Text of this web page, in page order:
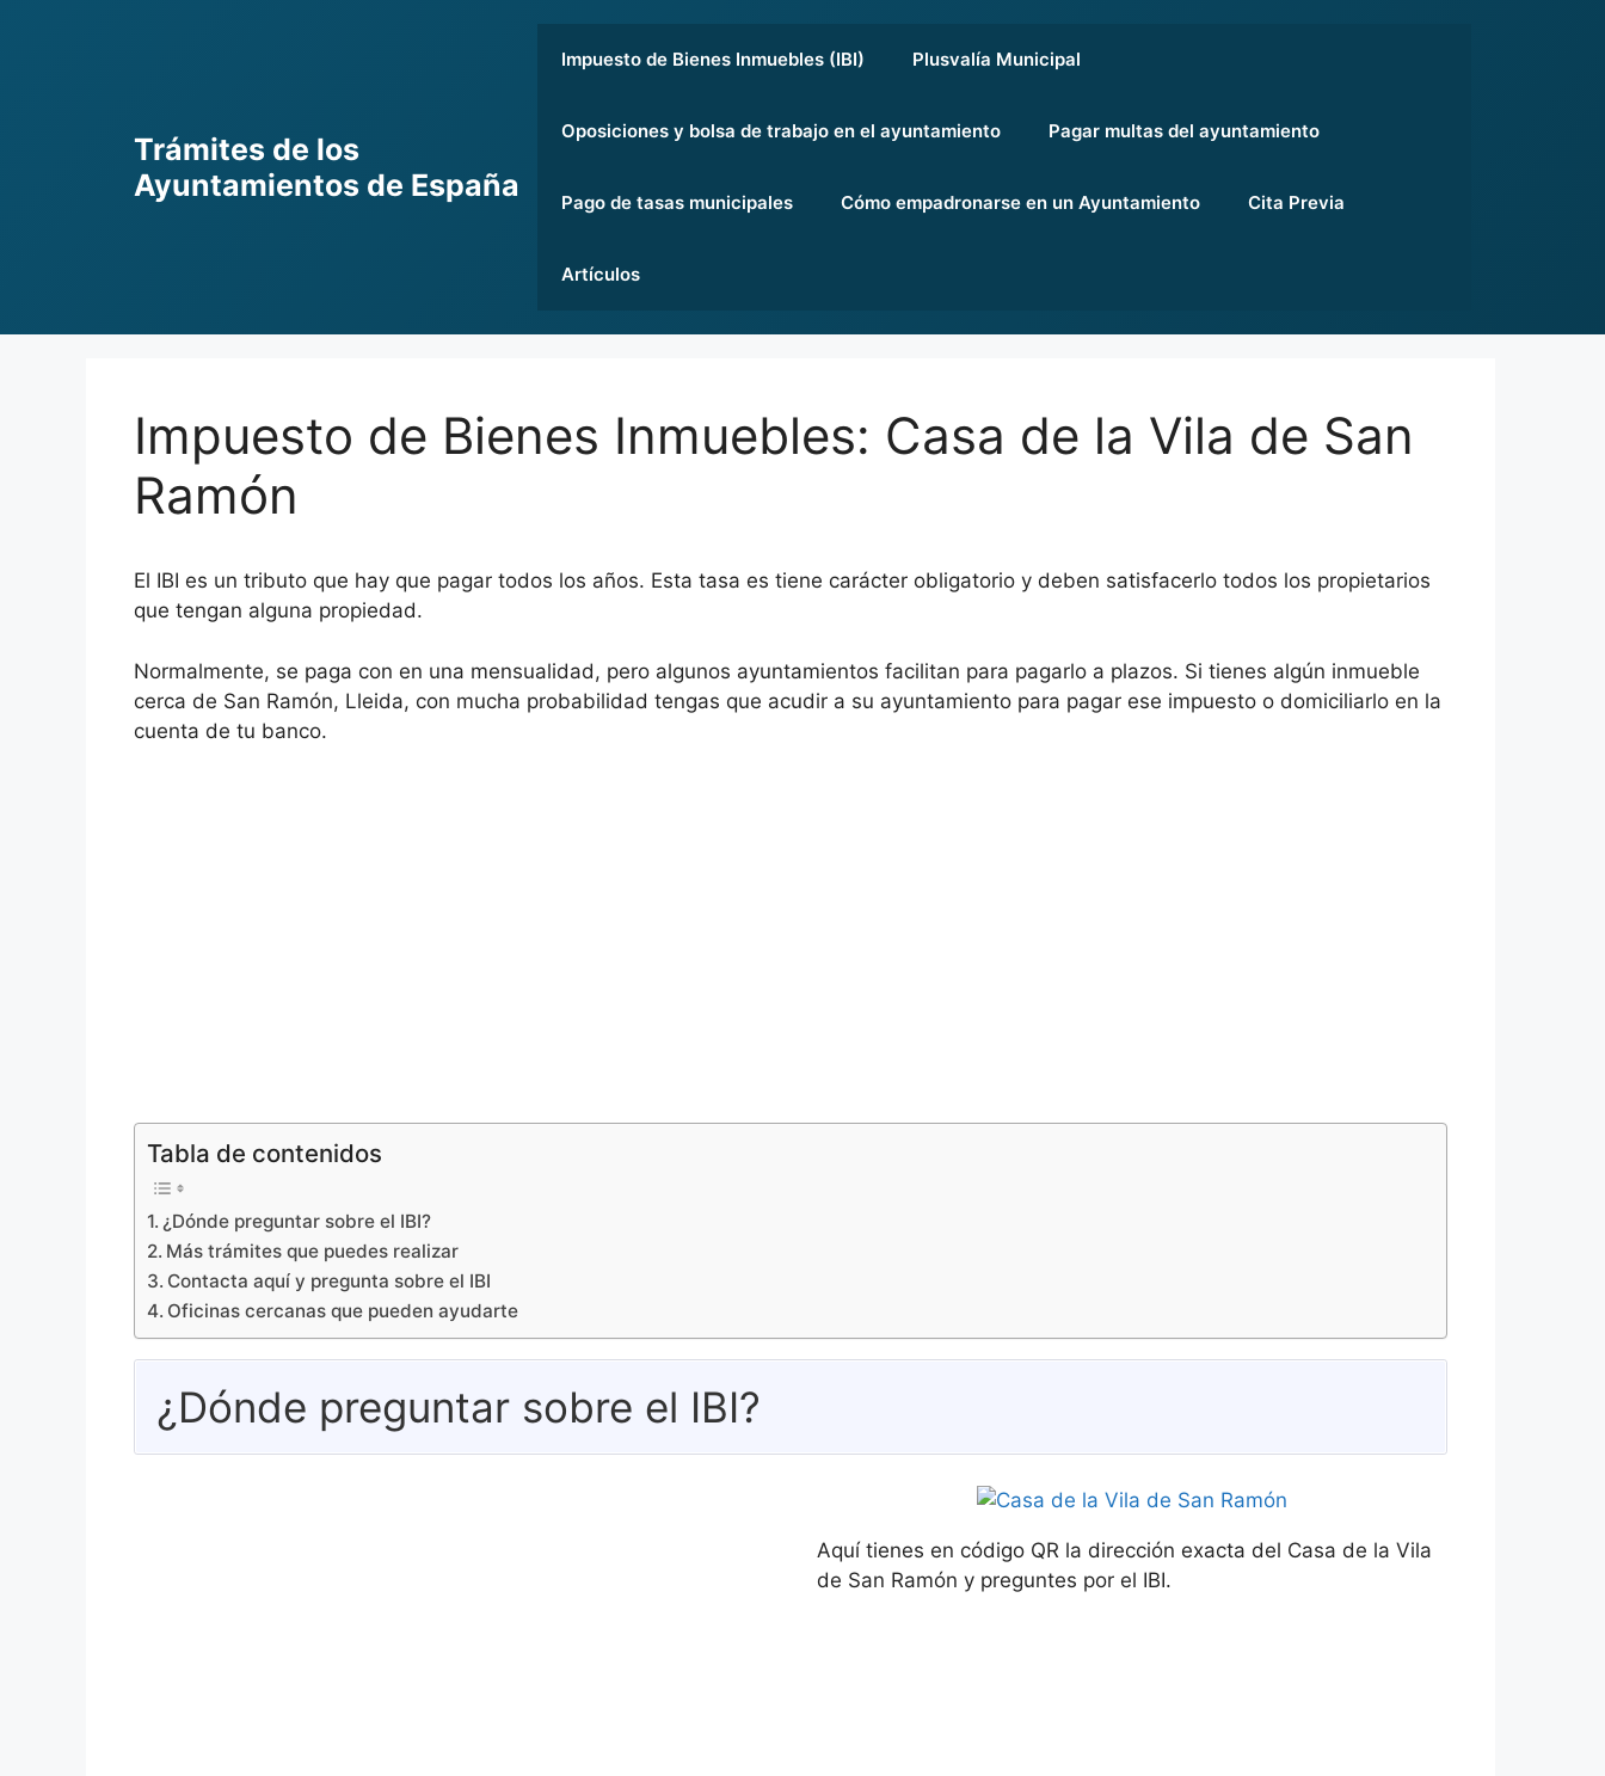
Trámites de los
Ayuntamientos de España
Impuesto de Bienes Inmuebles (IBI) Plusvalía Municipal
Oposiciones y bolsa de trabajo en el ayuntamiento Pagar multas del ayuntamiento
Pago de tasas municipales Cómo empadronarse en un Ayuntamiento Cita Previa
Artículos
Impuesto de Bienes Inmuebles: Casa de la Vila de San
Ramón
El IBI es un tributo que hay que pagar todos los años. Esta tasa es tiene carácter obligatorio y deben satisfacerlo todos los propietarios
que tengan alguna propiedad.
Normalmente, se paga con en una mensualidad, pero algunos ayuntamientos facilitan para pagarlo a plazos. Si tienes algún inmueble
cerca de San Ramón, Lleida, con mucha probabilidad tengas que acudir a su ayuntamiento para pagar ese impuesto o domiciliarlo en la
cuenta de tu banco.
Tabla de contenidos
¿Dónde preguntar sobre el IBI?
Más trámites que puedes realizar
Contacta aquí y pregunta sobre el IBI
Oficinas cercanas que pueden ayudarte
¿Dónde preguntar sobre el IBI?
Aquí tienes en código QR la dirección exacta del Casa de la Vila
de San Ramón y preguntes por el IBI.